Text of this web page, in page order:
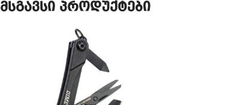
მსგავსი პროდუქტები